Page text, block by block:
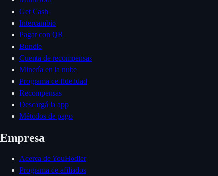
Get Cash
Intercambio
Pagar con QR
Bundle
Cuenta de recompensas
Minería en la nube
Programa de fidelidad
Recompensas
Descargá la app
Métodos de pago
Empresa
Acerca de YouHodler
Programa de afiliados